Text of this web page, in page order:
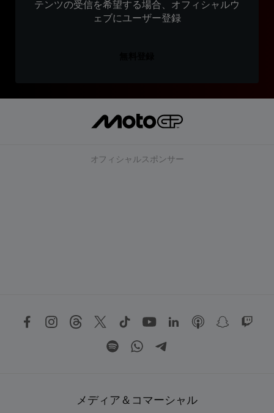
テンツの受信を希望する場合、オフィシャルウ
ェブにユーザー登録
オフィシャルスポンサー
メディア＆コマーシャル